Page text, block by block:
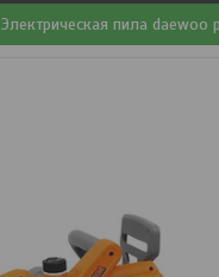
Электрическая пила daewoo